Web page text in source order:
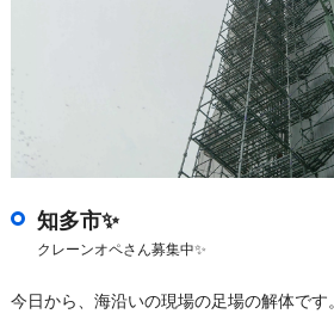
知多市✨
クレーンオペさん募集中✨
今日から、海沿いの現場の足場の解体です。